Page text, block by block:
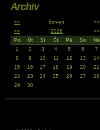
Archiv
<< červen
>>
<<
2026
>>
Po
Út St Čt Pá So
Ne
1
2 3 4 5 6
7
8
9 10 11 12 13
14
15
16 17 18 19 20
21
22
23 24 25 26 27
28
29
30